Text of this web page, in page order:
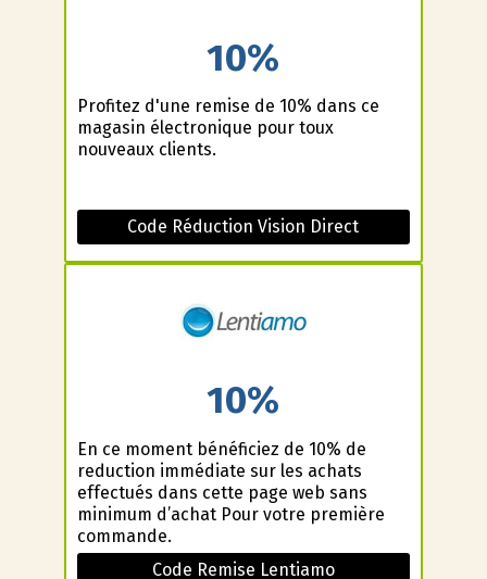
10%
Profitez d'une remise de 10% dans ce
magasin électronique pour toux
nouveaux clients.
Code Réduction Vision Direct
10%
En ce moment bénéficiez de 10% de
reduction immédiate sur les achats
effectués dans cette page web sans
minimum d’achat Pour votre première
commande.
Code Remise Lentiamo